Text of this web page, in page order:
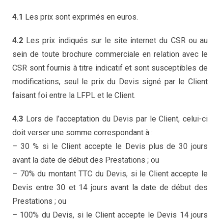
4.1 Les prix sont exprimés en euros.
4.2 Les prix indiqués sur le site internet du CSR ou au
sein de toute brochure commerciale en relation avec le
CSR sont fournis à titre indicatif et sont susceptibles de
modifications, seul le prix du Devis signé par le Client
faisant foi entre la LFPL et le Client.
4.3 Lors de l’acceptation du Devis par le Client, celui-ci
doit verser une somme correspondant à :
– 30 % si le Client accepte le Devis plus de 30 jours
avant la date de début des Prestations ; ou
– 70% du montant TTC du Devis, si le Client accepte le
Devis entre 30 et 14 jours avant la date de début des
Prestations ; ou
– 100% du Devis, si le Client accepte le Devis 14 jours